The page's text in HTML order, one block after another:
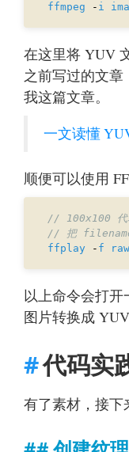
ffmpeg - i
在这里将 YUV
之前写过的文
我这篇文章。
一文读懂
顺便可以使用
ffplay - f
以上命令会打
图片转换成
代码实
有了素材，接下